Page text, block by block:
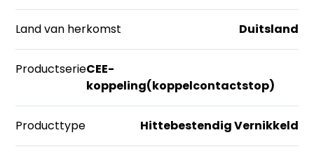
Land van herkomst Duitsland
ProductserieCEE-
koppeling(koppelcontactstop)
Producttype Hittebestendig Vernikkeld